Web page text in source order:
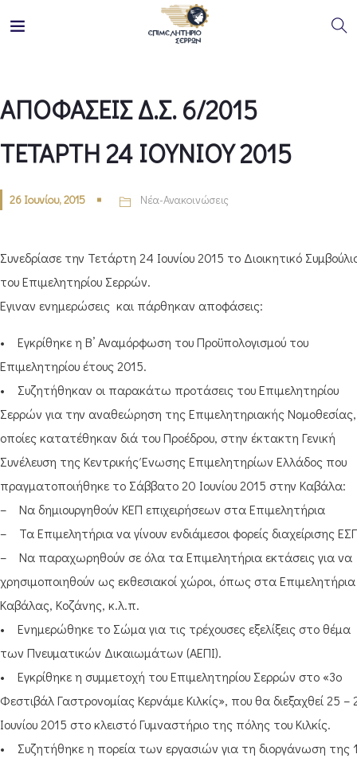
ΑΠΟΦΑΣΕΙΣ Δ.Σ. 6/2015
ΤΕΤΑΡΤΗ 24 ΙΟΥΝΙΟΥ 2015
26 Ιουνίου, 2015 Νέα-Ανακοινώσεις
Συνεδρίασε την Τετάρτη 24 Ιουνίου 2015 το Διοικητικό
του Επιμελητηρίου Σερρών.
Έγιναν ενημερώσεις και πάρθηκαν αποφάσεις:
• Εγκρίθηκε η Β’ Αναμόρφωση του Προϋπολογισμού του
Επιμελητηρίου έτους 2015.
• Συζητήθηκαν οι παρακάτω προτάσεις του Επιμελητηρίου
Σερρών για την αναθεώρηση της Επιμελητηριακής Νομοθεσίας,
οποίες κατατέθηκαν διά του Προέδρου, στην έκτακτη Γενική
Συνέλευση της Κεντρικής Ένωσης Επιμελητηρίων Ελλάδος που
πραγματοποιήθηκε το Σάββατο 20 Ιουνίου 2015 στην Καβάλα:
– Να δημιουργηθούν ΚΕΠ επιχειρήσεων στα Επιμελητήρια
– Τα Επιμελητήρια να γίνουν ενδιάμεσοι φορείς διαχείρισης
– Να παραχωρηθούν σε όλα τα Επιμελητήρια εκτάσεις για να
χρησιμοποιηθούν ως εκθεσιακοί χώροι, όπως στα Επιμελητήρια
Καβάλας, Κοζάνης, κ.λ.π.
• Ενημερώθηκε το Σώμα για τις τρέχουσες εξελίξεις στο θέμα
των Πνευματικών Δικαιωμάτων (ΑΕΠΙ).
• Εγκρίθηκε η συμμετοχή του Επιμελητηρίου Σερρών στο «3ο
Φεστιβάλ Γαστρονομίας Κερνάμε Κιλκίς», που θα διεξαχθεί 25 –
Ιουνίου 2015 στο κλειστό Γυμναστήριο της πόλης του Κιλκίς.
• Συζητήθηκε η πορεία των εργασιών για τη διοργάνωση της